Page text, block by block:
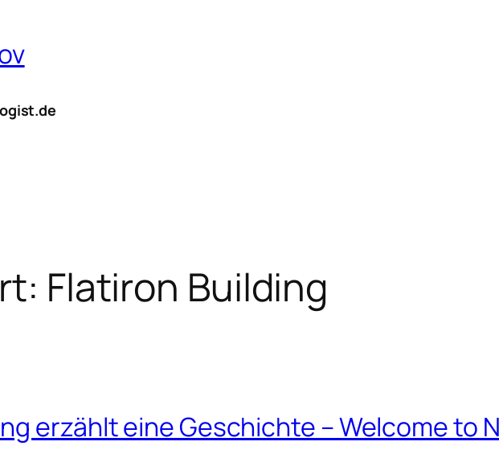
Flatiron Building
erzählt eine Geschichte – Welcome to